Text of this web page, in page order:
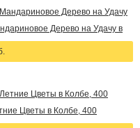
Дерево на Удачу в
Цветы в Колбе, 400